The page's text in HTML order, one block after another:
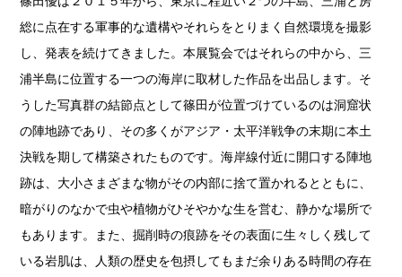
総に点在する軍事的な遺構やそれらをとりまく自然環境を撮影
し、発表を続けてきました。本展覧会ではそれらの中から、三
浦半島に位置する一つの海岸に取材した作品を出品します。そ
うした写真群の結節点として篠田が位置づけているのは洞窟状
の陣地跡であり、その多くがアジア・太平洋戦争の末期に本土
決戦を期して構築されたものです。海岸線付近に開口する陣地
跡は、大小さまざまな物がその内部に捨て置かれるとともに、
暗がりのなかで虫や植物がひそやかな生を営む、静かな場所で
もあります。また、掘削時の痕跡をその表面に生々しく残して
いる岩肌は、人類の歴史を包摂してもまだ余りある時間の存在